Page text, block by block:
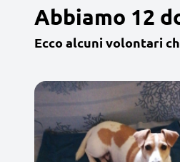
Abbiamo 12
Ecco alcuni volontari